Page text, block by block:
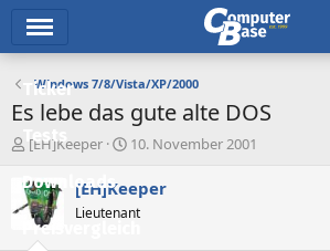
Ticker
Tests
Downloads
Preisvergleich
Windows 7/8/Vista/XP/2000
Es lebe das gute alte DOS
E
s
t
e
[EH]Keeper
E
s
e
10. November 2001
[EH]Keeper
Lieutenant